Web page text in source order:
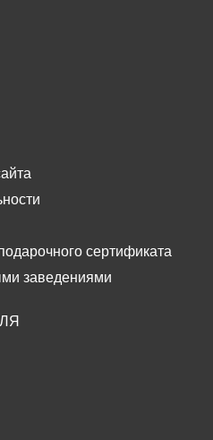
сертификата
заведениями